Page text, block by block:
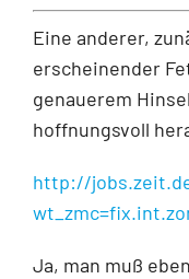
Eine anderer,
erscheinender
genauerem
hoffnungsvoll
http://
Ja, man muß